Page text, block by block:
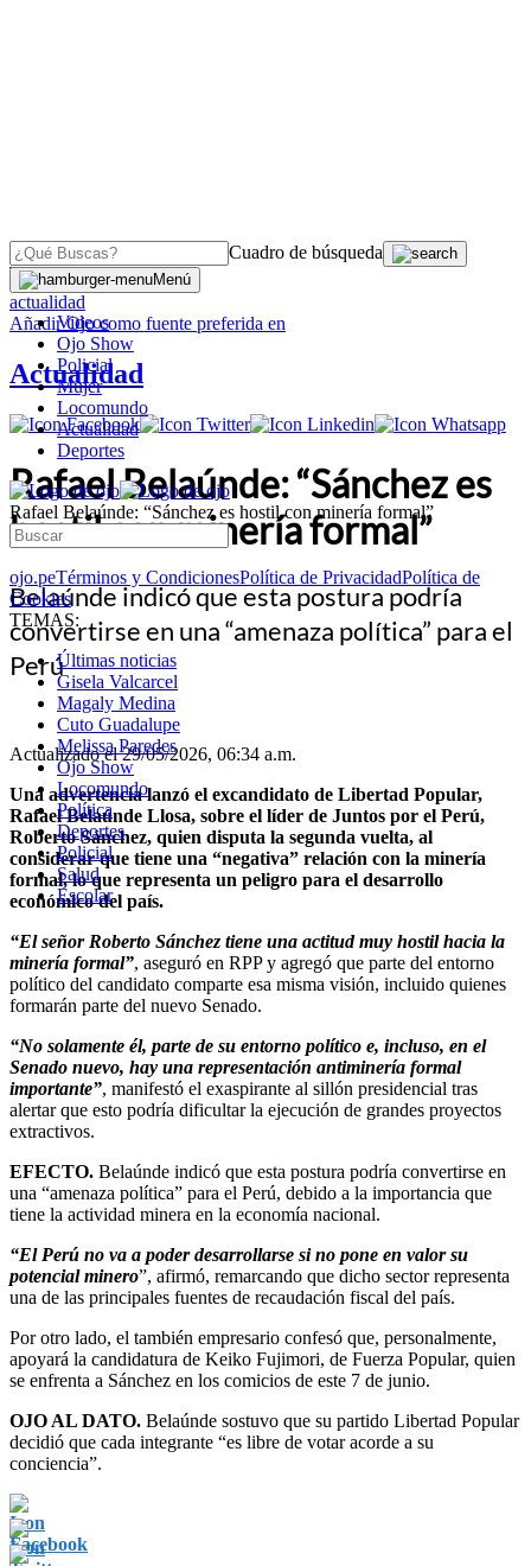
Cuadro de búsqueda
Menú
Videos
Ojo Show
Policial
Mujer
Locomundo
Actualidad
Deportes
Rafael Belaúnde: “Sánchez es hostil con minería formal”
ojo.peTérminos y CondicionesPolítica de PrivacidadPolítica de
Cookies
TEMAS:
Últimas noticias
Gisela Valcarcel
Magaly Medina
Cuto Guadalupe
Melissa Paredes
Ojo Show
Locomundo
Política
Deportes
Policial
Salud
Escolar
OJO
actualidad
AñadirOjocomo fuente preferida en
Actualidad
Rafael Belaúnde: “Sánchez es
hostil con minería formal”
Belaúnde indicó que esta postura podría
convertirse en una “amenaza política” para el
Perú
Actualizado el 29/05/2026, 06:34 a.m.
Una advertencia lanzó el excandidato de Libertad Popular,
Rafael Belaúnde Llosa, sobre el líder de Juntos por el Perú,
Roberto Sánchez, quien disputa la segunda vuelta, al
considerar que tiene una “negativa” relación con la minería
formal, lo que representa un peligro para el desarrollo
económico del país.
“El señor Roberto Sánchez tiene una actitud muy hostil hacia la
minería formal”, aseguró en RPP y agregó que parte del entorno
político del candidato comparte esa misma visión, incluido quienes
formarán parte del nuevo Senado.
“No solamente él, parte de su entorno político e, incluso, en el
Senado nuevo, hay una representación antiminería formal
importante”, manifestó el exaspirante al sillón presidencial tras
alertar que esto podría dificultar la ejecución de grandes proyectos
extractivos.
EFECTO. Belaúnde indicó que esta postura podría convertirse en
una “amenaza política” para el Perú, debido a la importancia que
tiene la actividad minera en la economía nacional.
“El Perú no va a poder desarrollarse si no pone en valor su
potencial minero”, afirmó, remarcando que dicho sector representa
una de las principales fuentes de recaudación fiscal del país.
Por otro lado, el también empresario confesó que, personalmente,
apoyará la candidatura de Keiko Fujimori, de Fuerza Popular, quien
se enfrenta a Sánchez en los comicios de este 7 de junio.
OJO AL DATO. Belaúnde sostuvo que su partido Libertad Popular
decidió que cada integrante “es libre de votar acorde a su
conciencia”.